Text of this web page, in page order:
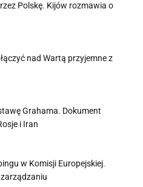
Polskę. Kijów rozmawia o
nad Wartą przyjemne z
Grahama. Dokument
i Iran
w Komisji Europejskiej.